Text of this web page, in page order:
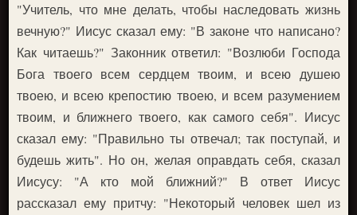
"Учитель, что мне делать, чтобы наследовать жизнь
вечную?" Иисус сказал ему: "В законе что написано?
Как читаешь?" Законник ответил: "Возлюби Господа
Бога твоего всем сердцем твоим, и всею душею
твоею, и всею крепостию твоею, и всем разумением
твоим, и ближнего твоего, как самого себя". Иисус
сказал ему: "Правильно ты отвечал; так поступай, и
будешь жить". Но он, желая оправдать себя, сказал
Иисусу: "А кто мой ближний?" В ответ Иисус
рассказал ему притчу: "Некоторый человек шел из